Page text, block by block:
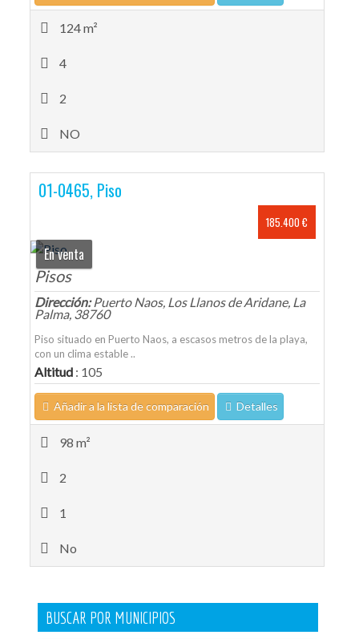
124 m²
4
2
NO
01-0465, Piso
185.400 €
En venta
Pisos
Dirección:Puerto Naos, Los Llanos de Aridane, La
Palma, 38760
Piso situado en Puerto Naos, a escasos metros de la playa,
con un clima estable ..
Altitud : 105
Añadir a la lista de comparación Detalles
98 m²
2
1
No
BUSCAR POR MUNICIPIOS